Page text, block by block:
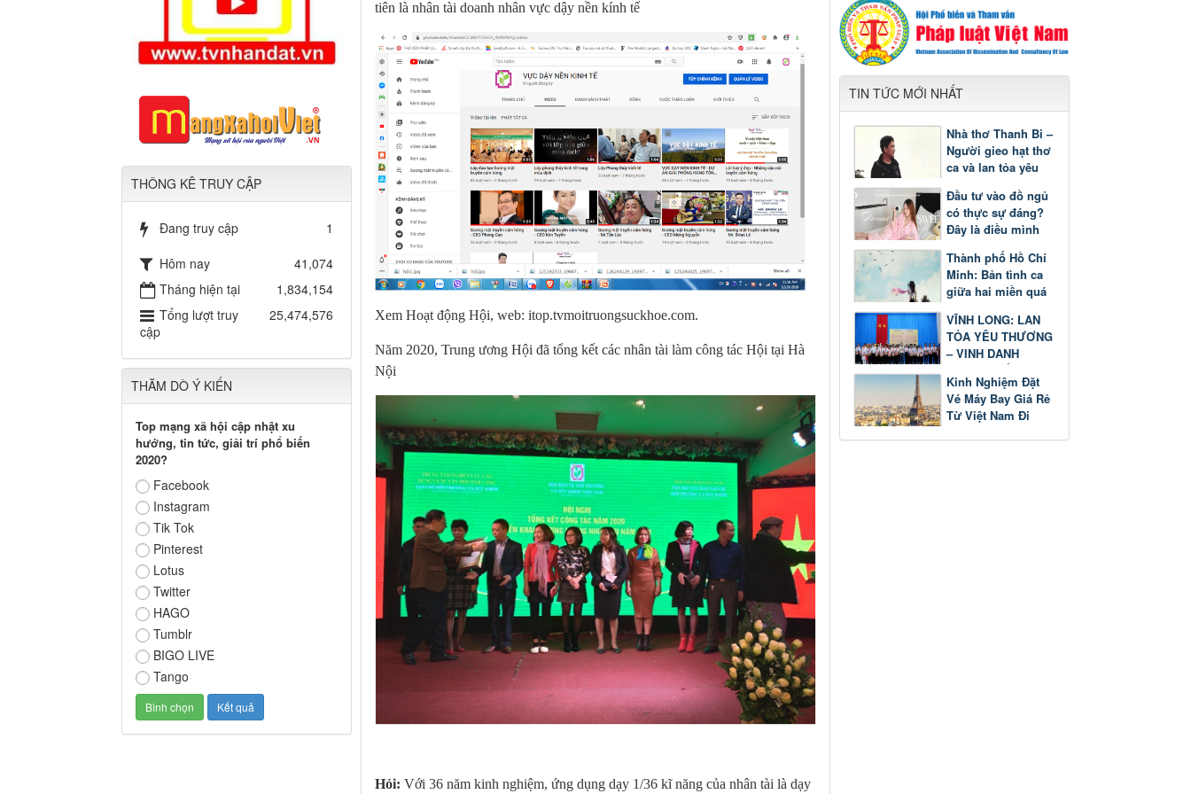
tiên là nhân tài doanh nhân vực dậy nền kính tế
Xem Hoạt động Hội, web: itop.tvmoitruongsuckhoe.com.
Năm 2020, Trung ương Hội đã tổng kết các nhân tài làm công tác Hội tại Hà
Nội
Hỏi: Với 36 năm kinh nghiệm, ứng dụng dạy 1/36 kĩ năng của nhân tài là dạy
TIN TỨC MỚI NHẤT
Nhà thơ Thanh Bi –
Người gieo hạt thơ
ca và lan tỏa yêu
Đầu tư vào đồ ngủ
có thực sự đáng?
Đây là điều mình
thời gian
Thành phố Hồ Chí
Minh: Bản tình ca
giữa hai miền quá
VĨNH LONG: LAN
TỎA YÊU THƯƠNG
– VINH DANH
GƯƠNG SÁNG
HỌC TẬP
Kinh Nghiệm Đặt
Vé Máy Bay Giá Rẻ
Từ Việt Nam Đi
THÔNG KÊ TRUY CẬP
Đang truy cập
1
Hôm nay
41,074
Tháng hiện tại
1,834,154
Tổng lượt truy
cập
25,474,576
THĂM DÒ Ý KIẾN
Top mạng xã hội cập nhật xu
hướng, tin tức, giải trí phổ biến
2020?
Facebook
Instagram
Tik Tok
Pinterest
Lotus
Twitter
HAGO
Tumblr
BIGO LIVE
Tango